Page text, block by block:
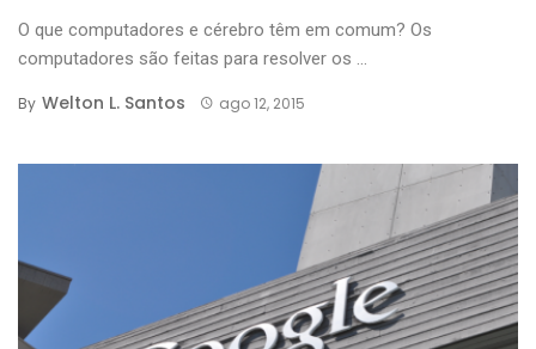
O que computadores e cérebro têm em comum? Os
computadores são feitas para resolver os ...
By Welton L. Santos ago 12, 2015